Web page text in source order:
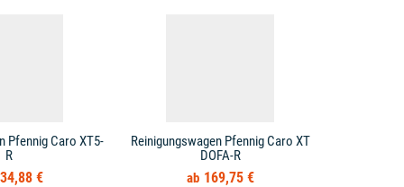
Pfennig Caro XT5-
R
€
Reinigungswagen Pfennig Caro XT
DOFA-R
169,75 €